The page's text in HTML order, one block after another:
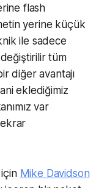
flash
yerine küçük
ile sadece
tüm
diğer avantajı
eklediğimiz
var
Mike Davidson